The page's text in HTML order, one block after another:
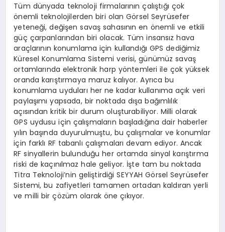
Tüm dünyada teknoloji firmalarının çalıştığı çok
önemli teknolojilerden biri olan Görsel Seyrüsefer
yeteneği, değişen savaş sahasının en önemli ve etkili
güç çarpanlarından biri olacak. Tüm insansız hava
araçlarının konumlama için kullandığı GPS dediğimiz
Küresel Konumlama Sistemi verisi, günümüz savaş
ortamlarında elektronik harp yöntemleri ile çok yüksek
oranda karıştırmaya maruz kalıyor. Ayrıca bu
konumlama uyduları her ne kadar kullanıma açık veri
paylaşımı yapsada, bir noktada dışa bağımlılık
açısından kritik bir durum oluşturabiliyor. Milli olarak
GPS uydusu için çalışmaların başladığına dair haberler
yılın başında duyurulmuştu, bu çalışmalar ve konumlar
için farklı RF tabanlı çalışmaları devam ediyor. Ancak
RF sinyallerin bulunduğu her ortamda sinyal karıştırma
riski de kaçınılmaz hale geliyor. İşte tam bu noktada
Titra Teknoloji’nin geliştirdiği SEYYAH Görsel Seyrüsefer
Sistemi, bu zafiyetleri tamamen ortadan kaldıran yerli
ve milli bir çözüm olarak öne çıkıyor.